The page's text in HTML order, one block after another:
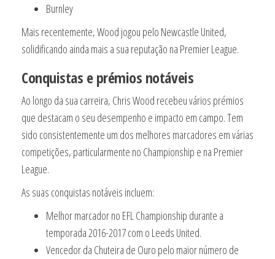
Burnley
Mais recentemente, Wood jogou pelo Newcastle United,
solidificando ainda mais a sua reputação na Premier League.
Conquistas e prémios notáveis
Ao longo da sua carreira, Chris Wood recebeu vários prémios
que destacam o seu desempenho e impacto em campo. Tem
sido consistentemente um dos melhores marcadores em várias
competições, particularmente no Championship e na Premier
League.
As suas conquistas notáveis incluem:
Melhor marcador no EFL Championship durante a
temporada 2016-2017 com o Leeds United.
Vencedor da Chuteira de Ouro pelo maior número de